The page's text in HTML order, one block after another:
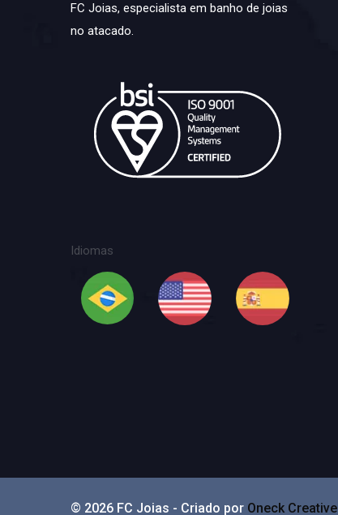
FC Joias, especialista em banho de joias
no atacado.
Idiomas
© 2026 FC Joias - Criado por Oneck Creative